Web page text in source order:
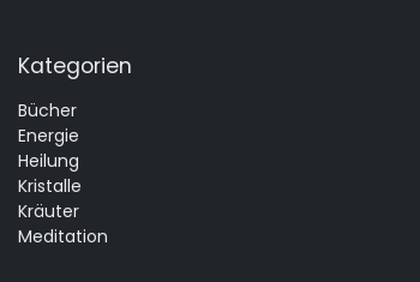
Kategorien
Bücher
Energie
Heilung
Kristalle
Kräuter
Meditation